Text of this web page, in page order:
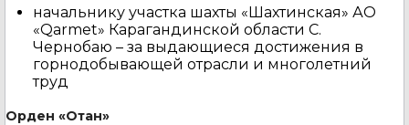
начальнику участка шахты «Шахтинская» АО
«Qarmet» Карагандинской области С.
Чернобаю – за выдающиеся достижения в
горнодобывающей отрасли и многолетний
труд
Орден «Отан»